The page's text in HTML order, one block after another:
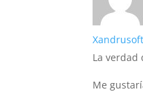
Xandrusoft
La verdad
Me